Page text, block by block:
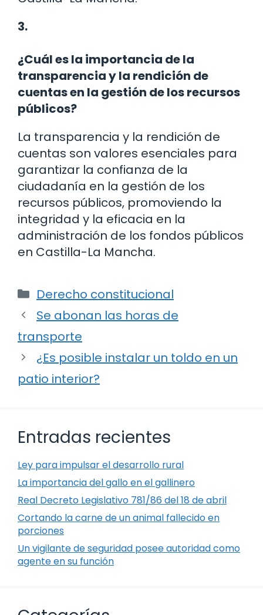
3.
¿Cuál es la importancia de la
transparencia y la rendición de
cuentas en la gestión de los recursos
públicos?
La transparencia y la rendición de
cuentas son valores esenciales para
garantizar la confianza de la
ciudadanía en la gestión de los
recursos públicos, promoviendo la
integridad y la eficacia en la
administración de los fondos públicos
en Castilla-La Mancha.
Categorías
Derecho constitucional
Se abonan las horas de
transporte
¿Es posible instalar un toldo en un
patio interior?
Entradas recientes
Ley para impulsar el desarrollo rural
La importancia del gallo en el gallinero
Real Decreto Legislativo 781/86 del 18 de abril
Cortando la carne de un animal fallecido en
porciones
Un vigilante de seguridad posee autoridad como
agente en su función